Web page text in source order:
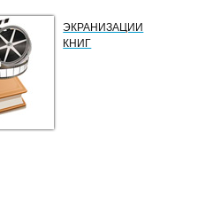
ЭКРАНИЗАЦИИ
КНИГ